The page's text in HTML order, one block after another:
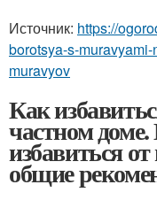
Источник: https://
borotsya-s-
muravyov
Как
частном
избавиться
общие